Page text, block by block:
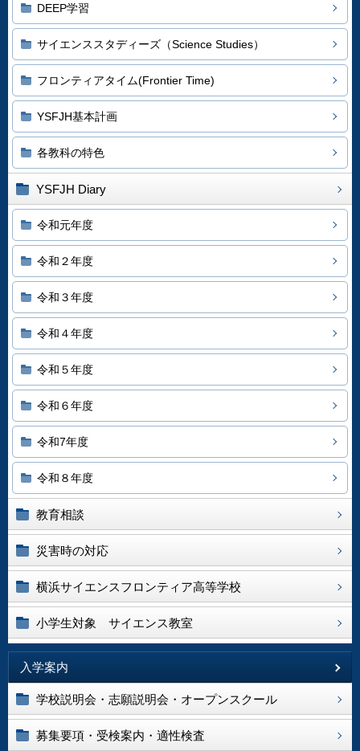
DEEP学習
サイエンススタディーズ（Science Studies）
フロンティアタイム(Frontier Time)
YSFJH基本計画
各教科の特色
YSFJH Diary
令和元年度
令和２年度
令和３年度
令和４年度
令和５年度
令和６年度
令和7年度
令和８年度
教育相談
災害時の対応
横浜サイエンスフロンティア高等学校
小学生対象 サイエンス教室
入学案内
学校説明会・志願説明会・オープンスクール
募集要項・受検案内・適性検査